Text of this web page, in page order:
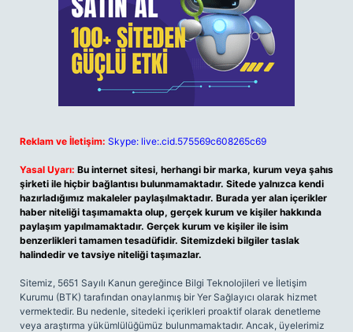
Reklam ve İletişim: Skype: live:.cid.575569c608265c69
Yasal Uyarı: Bu internet sitesi, herhangi bir marka, kurum veya şahıs
şirketi ile hiçbir bağlantısı bulunmamaktadır. Sitede yalnızca kendi
hazırladığımız makaleler paylaşılmaktadır. Burada yer alan içerikler
haber niteliği taşımamakta olup, gerçek kurum ve kişiler hakkında
paylaşım yapılmamaktadır. Gerçek kurum ve kişiler ile isim
benzerlikleri tamamen tesadüfidir. Sitemizdeki bilgiler taslak
halindedir ve tavsiye niteliği taşımazlar.
Sitemiz, 5651 Sayılı Kanun gereğince Bilgi Teknolojileri ve İletişim
Kurumu (BTK) tarafından onaylanmış bir Yer Sağlayıcı olarak hizmet
vermektedir. Bu nedenle, sitedeki içerikleri proaktif olarak denetleme
veya araştırma yükümlülüğümüz bulunmamaktadır. Ancak, üyelerimiz